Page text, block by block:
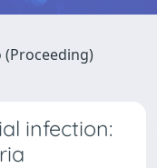
infection: